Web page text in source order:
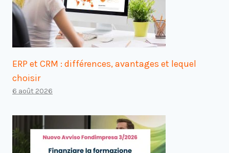
ERP et CRM : différences, avantages et lequel
choisir
6 août 2026